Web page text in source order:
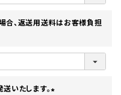
)
合、返送用送料はお客様負担
いたします。